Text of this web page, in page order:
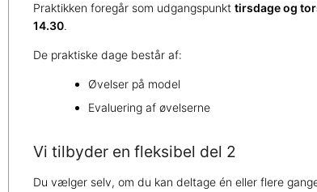
Praktikken foregår som udgangspunkt tirsdage og
14.30.
De praktiske dage består af:
Øvelser på model
Evaluering af øvelserne
Vi tilbyder en fleksibel del 2
Du vælger selv, om du kan deltage én eller flere